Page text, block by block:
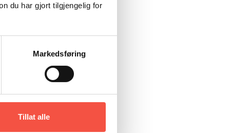
du har gjort tilgjengelig for
Markedsføring
Tillat alle